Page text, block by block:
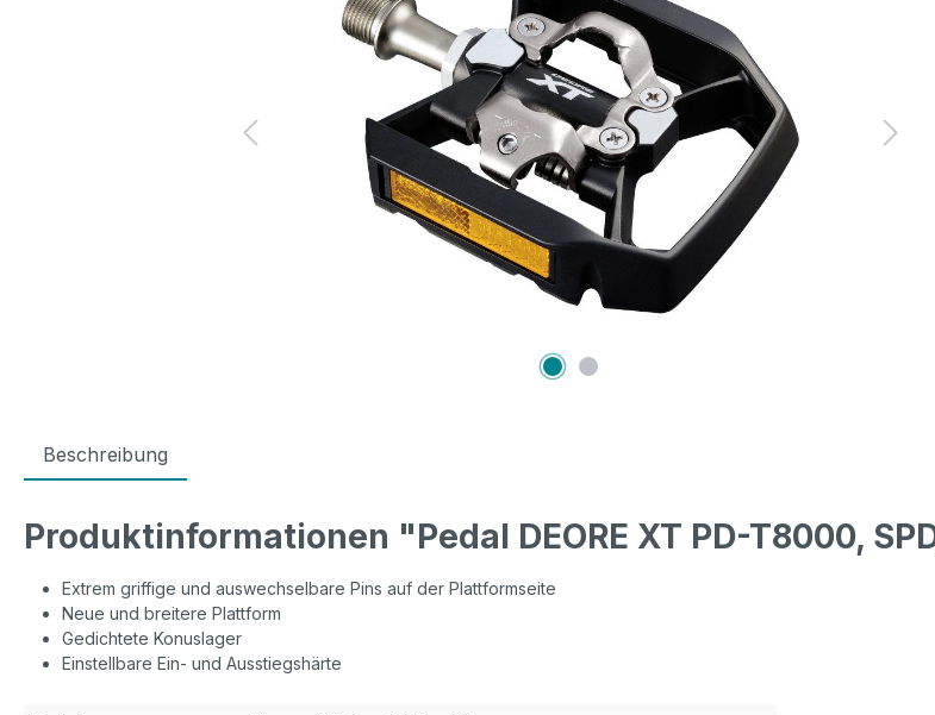
Beschreibung
Produktinformationen "Pedal DEORE XT PD-T8000,
Extrem griffige und auswechselbare Pins auf der Plattformseite
Neue und breitere Plattform
Gedichtete Konuslager
Einstellbare Ein- und Ausstiegshärte